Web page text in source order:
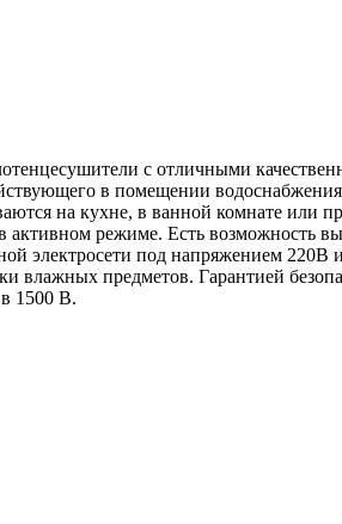
с отличными
в помещении
на кухне, в ванной комнате
режиме. Есть возможность
электросети под напряжением 220В
влажных предметов. Гарантией
1500 В.